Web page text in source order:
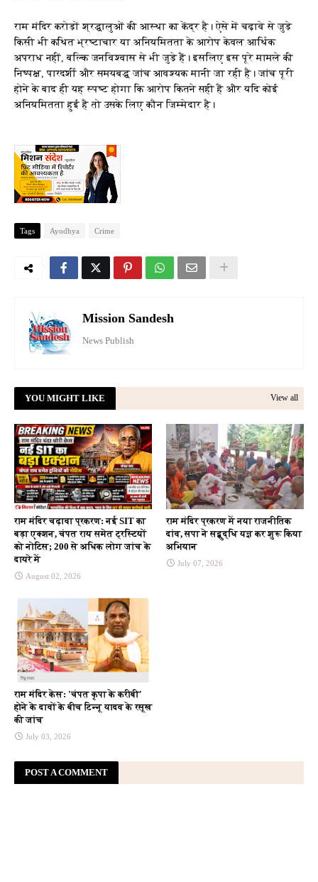
राम मंदिर करोड़ों श्रद्धालुओं की आस्था का केंद्र है। ऐसे में चढ़ावे से जुड़े
किसी भी कथित भ्रष्टाचार या अनियमितता के आरोप केवल आर्थिक
अपराध नहीं, बल्कि जनविश्वास से भी जुड़े हैं। इसलिए इस पूरे मामले की
निष्पक्ष, पारदर्शी और समयबद्ध जांच आवश्यक मानी जा रही है। जांच पूरी
होने के बाद ही यह स्पष्ट होगा कि आरोप कितने सही हैं और यदि कोई
अनियमितता हुई है तो उसके लिए कौन जिम्मेदार है।
Tags Ayodhya Crime
Mission Sandesh
News Publish
YOU MIGHT LIKE View all
राम मंदिर चढ़ावा प्रकरण: नई SIT का
बड़ा एक्शन, चंपत राय समेत ट्रस्टियों
को नोटिस; 200 से अधिक लोग जांच के
दायरे में
August 02, 2026
राम मंदिर प्रकरण में नया राजनीतिक
दांव, सपा ने सद्बुद्धि यज्ञ कर शुरू किया
अभियान
July 07, 2026
राम मंदिर केस: 'चंपत कृपा के करीबी'
होने के दावों के बीच टिन्नू यादव के रसूख
की जांच
July 03, 2026
POST A COMMENT